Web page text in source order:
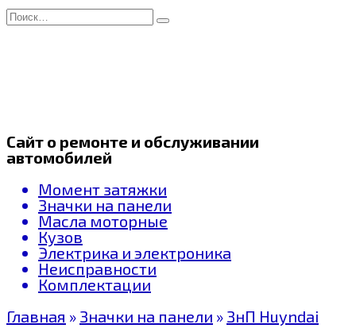
Перейти
к
Search
for:
Сайт о ремонте и обслуживании
автомобилей
Момент затяжки
Значки на панели
Масла моторные
Кузов
Электрика и электроника
Неисправности
Комплектации
Главная » Значки на панели » ЗнП Huyndai